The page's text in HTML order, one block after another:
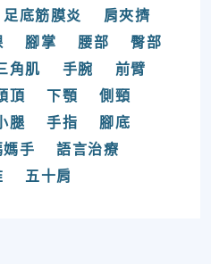
足底筋膜炎
肩夾擠
腳掌 腰部
臀部
角肌 手腕
前臂
頂 下顎
側頸
腿 手指
腳底
媽手
語言治療
五十肩